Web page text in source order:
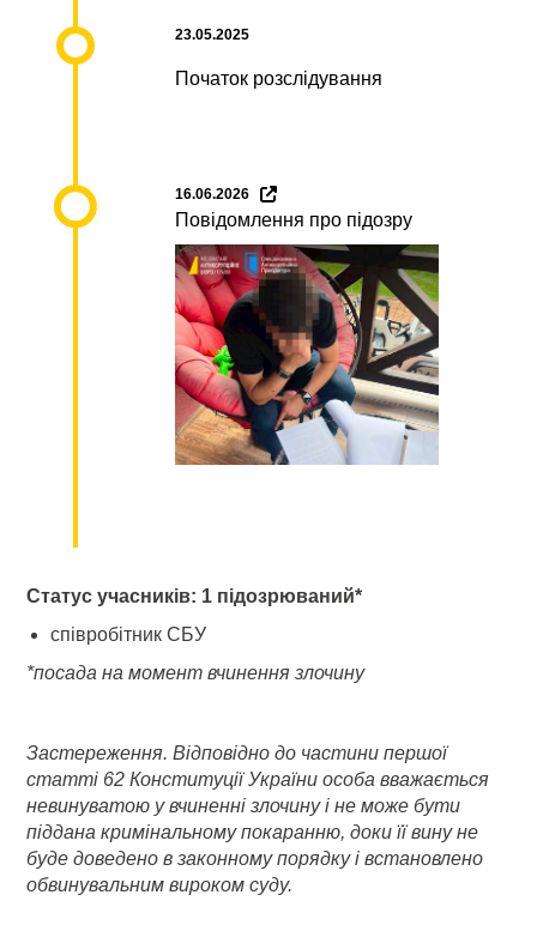
23.05.2025
Початок розслідування
16.06.2026
Повідомлення про підозру
Статус учасників: 1 підозрюваний*
співробітник СБУ
*посада на момент вчинення злочину
Застереження. Відповідно до частини першої
статті 62 Конституції України особа вважається
невинуватою у вчиненні злочину і не може бути
піддана кримінальному покаранню, доки її вину не
буде доведено в законному порядку і встановлено
обвинувальним вироком суду.